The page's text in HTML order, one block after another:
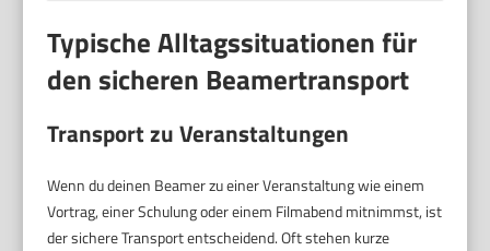
Typische Alltagssituationen für
den sicheren Beamertransport
Transport zu Veranstaltungen
Wenn du deinen Beamer zu einer Veranstaltung wie einem
Vortrag, einer Schulung oder einem Filmabend mitnimmst, ist
der sichere Transport entscheidend. Oft stehen kurze